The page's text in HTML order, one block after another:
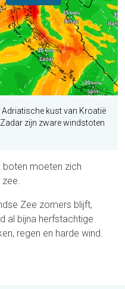
Adriatische kust van Kroatië
zijn zware windstoten
boten moeten zich
Zee zomers blijft,
al bijna herfstachtige
regen en harde wind.